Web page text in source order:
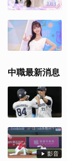
中職最新消息
影音